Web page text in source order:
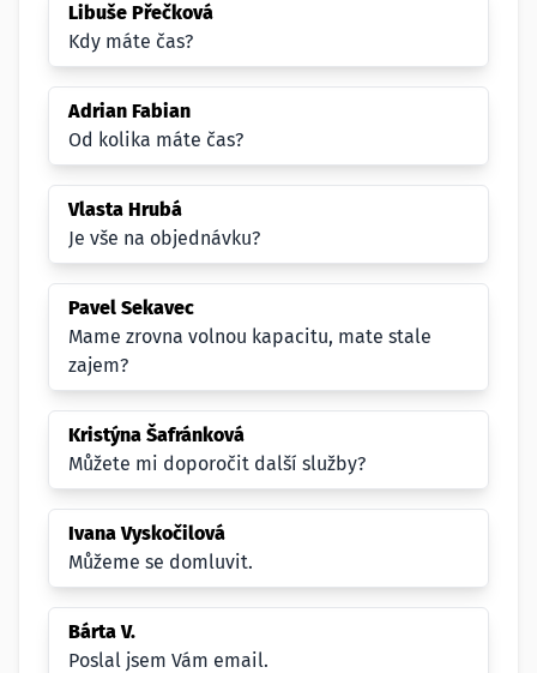
Libuše Přečková
Kdy máte čas?
Adrian Fabian
Od kolika máte čas?
Vlasta Hrubá
Je vše na objednávku?
Pavel Sekavec
Mame zrovna volnou kapacitu, mate stale
zajem?
Kristýna Šafránková
Můžete mi doporočit další služby?
Ivana Vyskočilová
Můžeme se domluvit.
Bárta V.
Poslal jsem Vám email.